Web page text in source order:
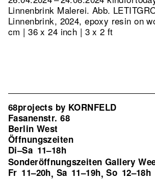
Linnenbrink Malerei. Abb.
Linnenbrink, 2024, epoxy resin on
cm | 36 x 24 inch | 3 x 2 ft
68projects by KORNFELD
Fasanenstr. 68
Berlin West
Öffnungszeiten
Di–Sa 11–18h
Sonderöffnungszeiten Gallery
Fr 11–20h, Sa 11–19h,So 12–18h